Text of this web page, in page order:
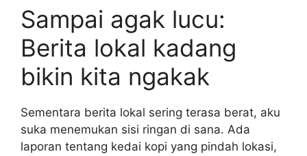
Sampai agak lucu:
Berita lokal kadang
bikin kita ngakak
Sementara berita lokal sering terasa berat, aku
suka menemukan sisi ringan di sana. Ada
laporan tentang kedai kopi yang pindah lokasi,